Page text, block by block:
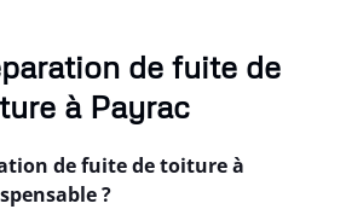
de fuite de
à Payrac
de fuite de toiture à
?